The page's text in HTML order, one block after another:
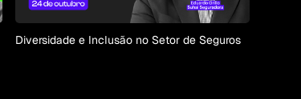
Diversidade e Inclusão no Setor de Seguros